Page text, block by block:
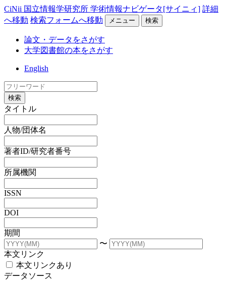
CiNii 国立情報学研究所 学術情報ナビゲータ[サイニィ] 詳細
へ移動 検索フォームへ移動 メニュー 検索
論文・データをさがす
大学図書館の本をさがす
English
検索
タイトル
人物/団体名
著者ID/研究者番号
所属機関
ISSN
DOI
期間
〜
本文リンク
本文リンクあり
データソース